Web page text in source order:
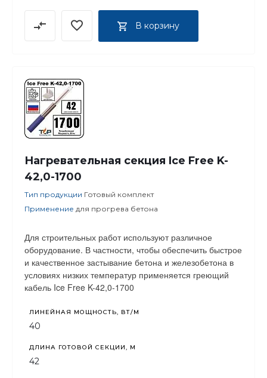
В корзину
Нагревательная секция Ice Free K-
42,0-1700
Тип продукции Готовый комплект
Применение для прогрева бетона
Для строительных работ используют различное
оборудование. В частности, чтобы обеспечить быстрое
и качественное застывание бетона и железобетона в
условиях низких температур применяется греющий
кабель Ice Free K-42,0-1700
ЛИНЕЙНАЯ МОЩНОСТЬ, ВТ/М
40
ДЛИНА ГОТОВОЙ СЕКЦИИ, М
42